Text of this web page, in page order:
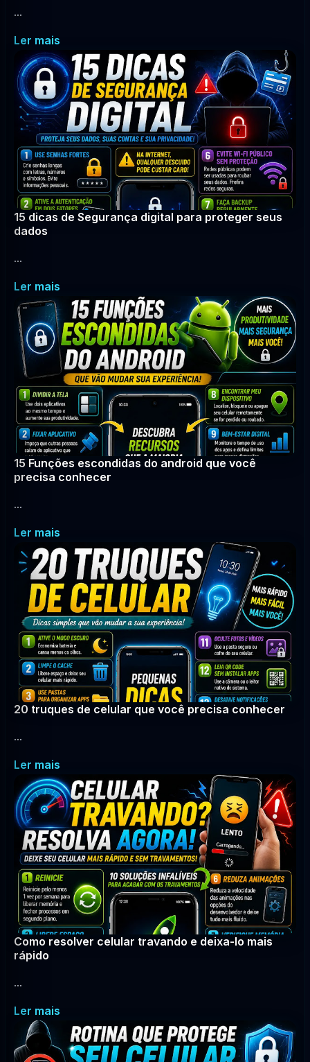
...
Ler mais
15 dicas de Segurança digital para proteger seus
dados
...
Ler mais
15 Funções escondidas do android que você
precisa conhecer
...
Ler mais
20 truques de celular que você precisa conhecer
...
Ler mais
Como resolver celular travando e deixa-lo mais
rápido
...
Ler mais